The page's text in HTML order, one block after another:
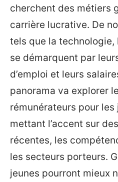
cherchent des métiers
carrière lucrative. De
tels que la
se démarquent par
d’emploi et leurs
panorama va explorer
rémunérateurs pour
mettant l’accent sur
récentes, les
les secteurs porteurs.
jeunes pourront mieux